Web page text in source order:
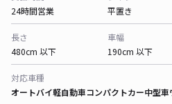
24時間営業
平置き
長さ
480cm 以下
車幅
190cm 以下
対応車種
オートバイ軽自動車コンパクトカー中型車